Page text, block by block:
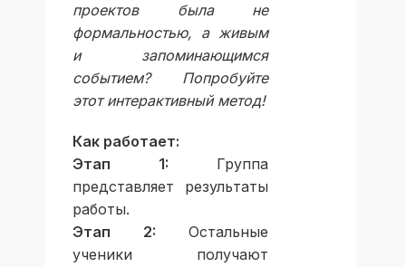
проектов была не
формальностью, а живым
и запоминающимся
событием? Попробуйте
этот интерактивный метод!
Как работает:
Этап 1: Группа
представляет результаты
работы.
Этап 2: Остальные
ученики получают